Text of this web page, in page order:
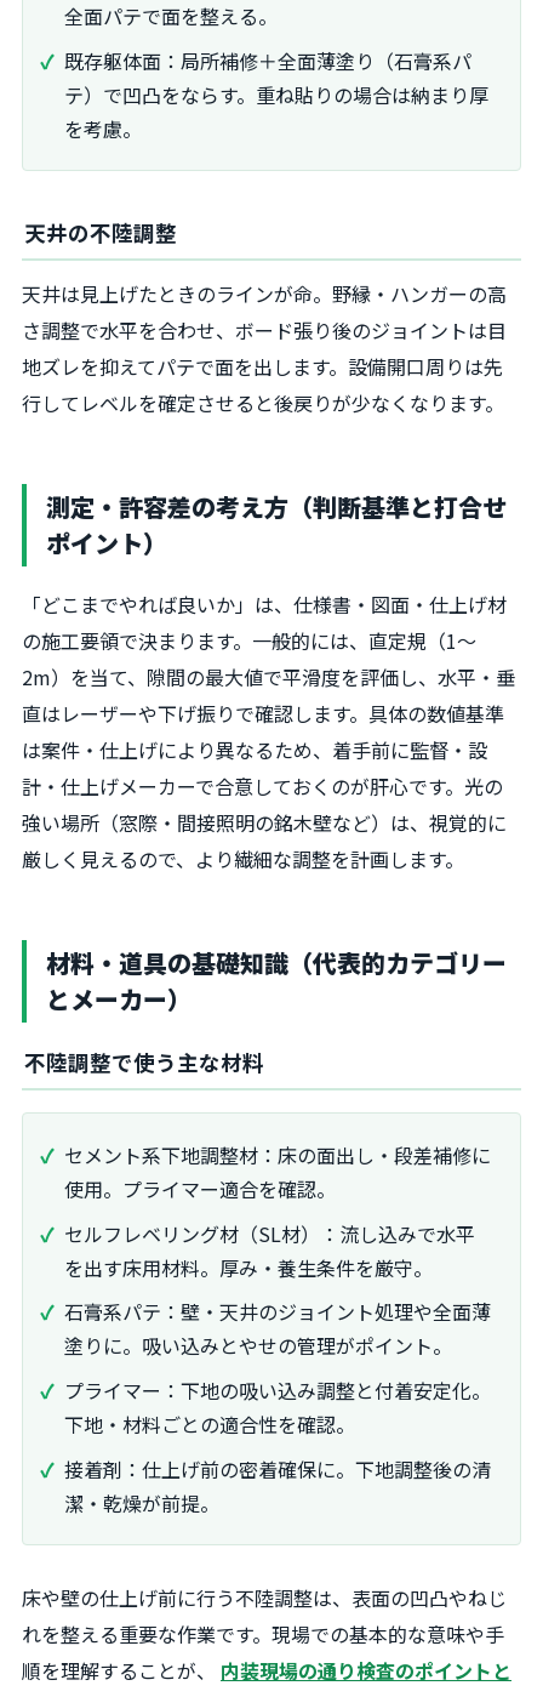
全面パテで面を整える。
既存躯体面：局所補修＋全面薄塗り（石膏系パ
テ）で凹凸をならす。重ね貼りの場合は納まり厚
を考慮。
天井の不陸調整
天井は見上げたときのラインが命。野縁・ハンガーの高
さ調整で水平を合わせ、ボード張り後のジョイントは目
地ズレを抑えてパテで面を出します。設備開口周りは先
行してレベルを確定させると後戻りが少なくなります。
測定・許容差の考え方（判断基準と打合せ
ポイント）
「どこまでやれば良いか」は、仕様書・図面・仕上げ材
の施工要領で決まります。一般的には、直定規（1～
2m）を当て、隙間の最大値で平滑度を評価し、水平・垂
直はレーザーや下げ振りで確認します。具体の数値基準
は案件・仕上げにより異なるため、着手前に監督・設
計・仕上げメーカーで合意しておくのが肝心です。光の
強い場所（窓際・間接照明の銘木壁など）は、視覚的に
厳しく見えるので、より繊細な調整を計画します。
材料・道具の基礎知識（代表的カテゴリー
とメーカー）
不陸調整で使う主な材料
セメント系下地調整材：床の面出し・段差補修に
使用。プライマー適合を確認。
セルフレベリング材（SL材）：流し込みで水平
を出す床用材料。厚み・養生条件を厳守。
石膏系パテ：壁・天井のジョイント処理や全面薄
塗りに。吸い込みとやせの管理がポイント。
プライマー：下地の吸い込み調整と付着安定化。
下地・材料ごとの適合性を確認。
接着剤：仕上げ前の密着確保に。下地調整後の清
潔・乾燥が前提。
床や壁の仕上げ前に行う不陸調整は、表面の凹凸やねじ
れを整える重要な作業です。現場での基本的な意味や手
順を理解することが、 内装現場の通り検査のポイントと